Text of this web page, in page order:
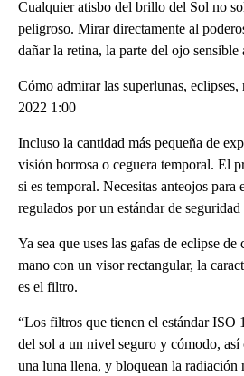
Cualquier atisbo del brillo del Sol no
peligroso. Mirar directamente al
dañar la retina, la parte del ojo sensible
Cómo admirar las superlunas, eclipses,
2022 1:00
Incluso la cantidad más pequeña de
visión borrosa o ceguera temporal. El
si es temporal. Necesitas anteojos para
regulados por un estándar de
Ya sea que uses las gafas de eclipse
mano con un visor rectangular, la
es el filtro.
“Los filtros que tienen el estándar ISO
del sol a un nivel seguro y cómodo, así
una luna llena, y bloquean la radiación